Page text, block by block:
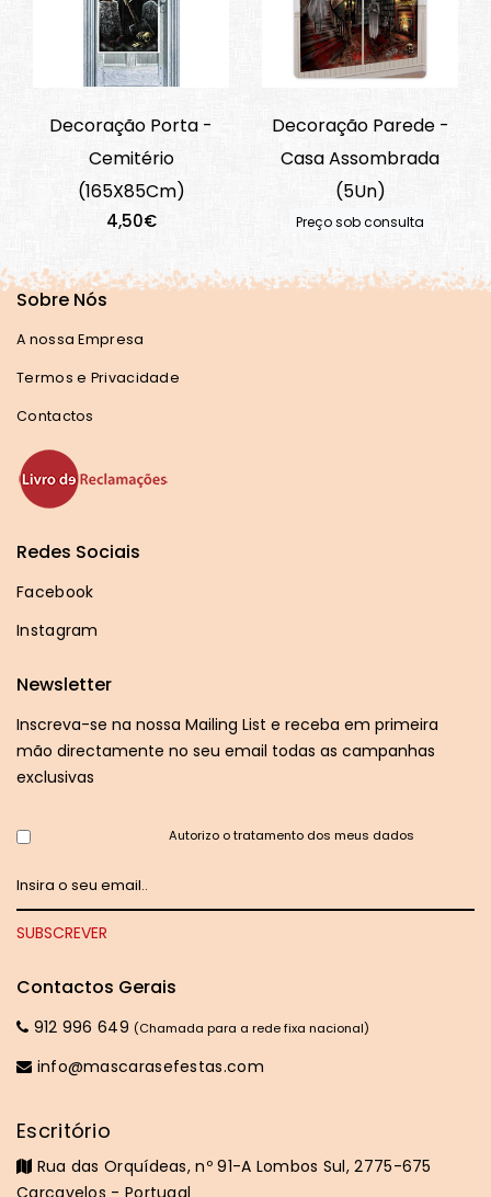
Decoração Porta -
Cemitério
(165X85Cm)
4,50€
Decoração Parede -
Casa Assombrada
(5Un)
Preço sob consulta
Sobre Nós
A nossa Empresa
Termos e Privacidade
Contactos
Redes Sociais
Facebook
Instagram
Newsletter
Inscreva-se na nossa Mailing List e receba em primeira
mão directamente no seu email todas as campanhas
exclusivas
Autorizo o tratamento dos meus dados
Contactos Gerais
912 996 649 (Chamada para a rede fixa nacional)
info@mascarasefestas.com
Escritório
Rua das Orquídeas, nº 91-A Lombos Sul, 2775-675